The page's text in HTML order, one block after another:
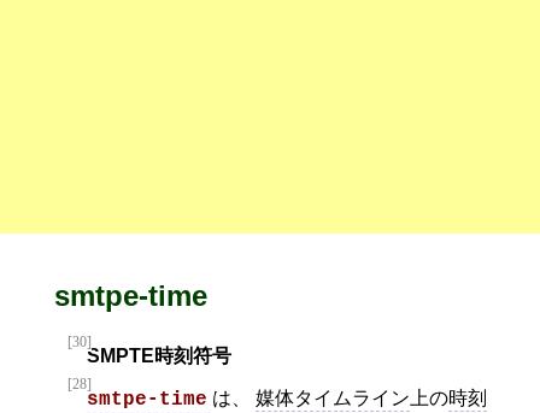
smtpe-time
[30]
SMPTE時刻符号
[28]
smtpe-time は、 媒体タイムライン 上の時刻